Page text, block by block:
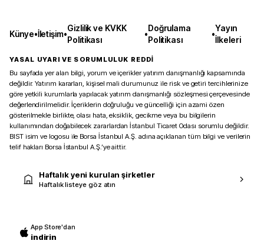
Künye•İletişim•
Gizlilik ve KVKK
Politikası
•
Doğrulama
Politikası
•
Yayın
İlkeleri
YASAL UYARI VE SORUMLULUK REDDİ
Bu sayfada yer alan bilgi, yorum ve içerikler yatırım danışmanlığı kapsamında
değildir. Yatırım kararları, kişisel mali durumunuz ile risk ve getiri tercihlerinize
göre yetkili kurumlarla yapılacak yatırım danışmanlığı sözleşmesi çerçevesinde
değerlendirilmelidir. İçeriklerin doğruluğu ve güncelliği için azami özen
gösterilmekle birlikte, olası hata, eksiklik, gecikme veya bu bilgilerin
kullanımından doğabilecek zararlardan İstanbul Ticaret Odası sorumlu değildir.
BIST isim ve logosu ile Borsa İstanbul A.Ş. adına açıklanan tüm bilgi ve verilerin
telif hakları Borsa İstanbul A.Ş.’ye aittir.
Haftalık yeni kurulan şirketler
Haftalık listeye göz atın
App Store'dan
indirin